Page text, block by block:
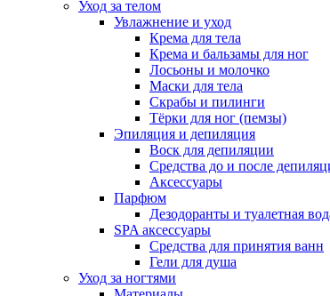
Уход за телом
Увлажнение и уход
Крема для тела
Крема и бальзамы для ног
Лосьоны и молочко
Маски для тела
Скрабы и пилинги
Тёрки для ног (пемзы)
Эпиляция и депиляция
Воск для депиляции
Средства до и после
Аксессуары
Парфюм
Дезодоранты и туалетная
SPA аксессуары
Средства для принятия ванн
Гели для душа
Уход за ногтями